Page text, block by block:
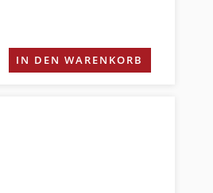
IN DEN WARENKORB